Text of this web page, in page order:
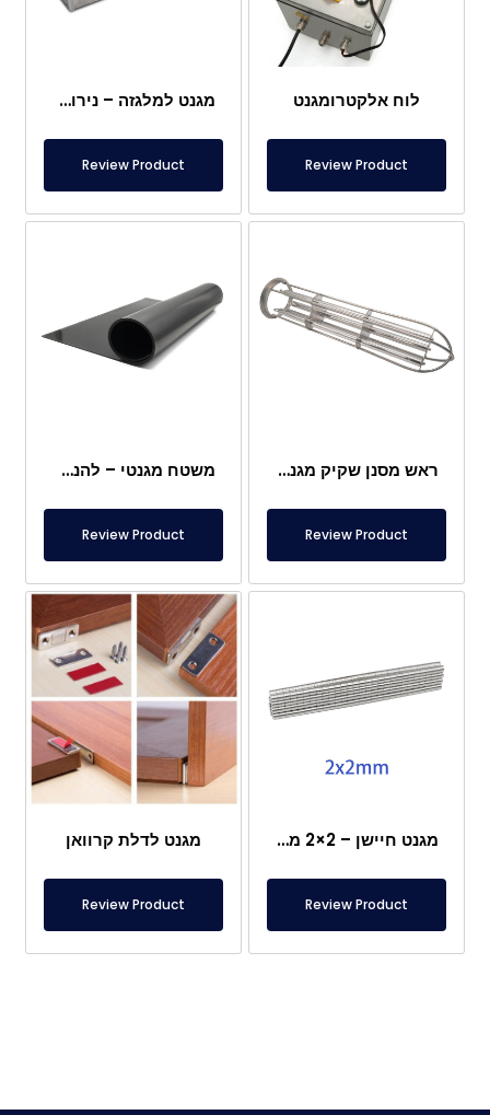
לוח אלקטרומגנט
Review Product
מגנט למלגזה – נירוסטה מלאה – מרחק אפקטיבי 10 ס"מ – שחרור קל עם ידית
Review Product
ראש מסנן שקיק מגנטי
Review Product
משטח מגנטי – להנחה מתחת לרגליים – בטוח למזון
Review Product
מגנט חיישן – 2×2 מ"מ
Review Product
מגנט לדלת קרוואן
Review Product